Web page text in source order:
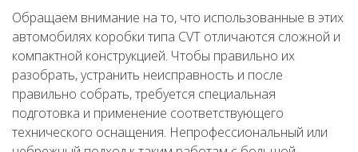
Обращаем внимание на то, что использованные в этих
автомобилях коробки типа CVT отличаются сложной и
компактной конструкцией. Чтобы правильно их
разобрать, устранить неисправность и после
правильно собрать, требуется специальная
подготовка и применение соответствующего
технического оснащения. Непрофессиональный или